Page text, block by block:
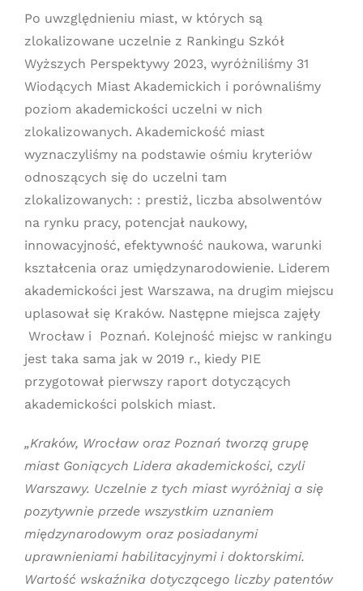
Po uwzględnieniu miast, w których są
zlokalizowane uczelnie z Rankingu Szkół
Wyższych Perspektywy 2023, wyróżniliśmy 31
Wiodących Miast Akademickich i porównaliśmy
poziom akademickości uczelni w nich
zlokalizowanych. Akademickość miast
wyznaczyliśmy na podstawie ośmiu kryteriów
odnoszących się do uczelni tam
zlokalizowanych: : prestiż, liczba absolwentów
na rynku pracy, potencjał naukowy,
innowacyjność, efektywność naukowa, warunki
kształcenia oraz umiędzynarodowienie. Liderem
akademickości jest Warszawa, na drugim miejscu
uplasował się Kraków. Następne miejsca zajęły
Wrocław i Poznań. Kolejność miejsc w rankingu
jest taka sama jak w 2019 r., kiedy PIE
przygotował pierwszy raport dotyczących
akademickości polskich miast.
„Kraków, Wrocław oraz Poznań tworzą grupę
miast Goniących Lidera akademickości, czyli
Warszawy. Uczelnie z tych miast wyróżniaj a się
pozytywnie przede wszystkim uznaniem
międzynarodowym oraz posiadanymi
uprawnieniami habilitacyjnymi i doktorskimi.
Wartość wskaźnika dotyczącego liczby patentów